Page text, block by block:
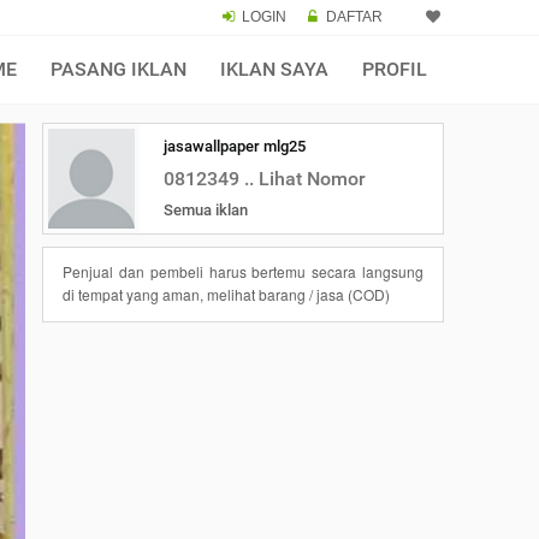
LOGIN DAFTAR
PASANG IKLAN IKLAN SAYA PROFIL
jasawallpaper mlg25
0812349 .. Lihat Nomor
Semua iklan
Penjual dan pembeli harus bertemu secara langsung
di tempat yang aman, melihat barang / jasa (COD)